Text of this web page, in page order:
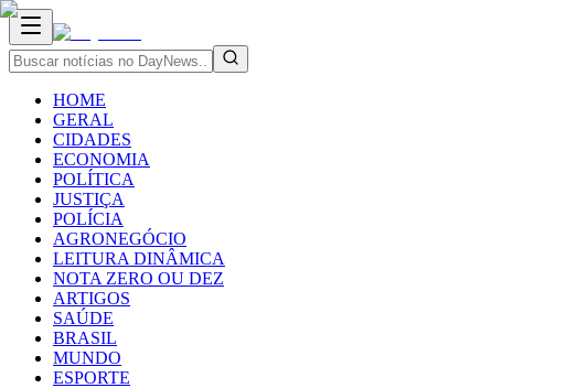
HOME
GERAL
CIDADES
ECONOMIA
POLÍTICA
JUSTIÇA
POLÍCIA
AGRONEGÓCIO
LEITURA DINÂMICA
NOTA ZERO OU DEZ
ARTIGOS
SAÚDE
BRASIL
MUNDO
ESPORTE